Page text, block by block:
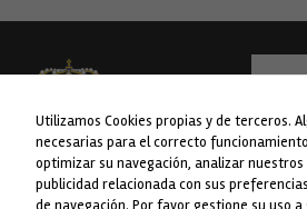
Concello da Lama
WEB
Utilizamos Cookies propias y de terceros.
necesarias para el correcto
optimizar su navegación, analizar
publicidad relacionada con sus